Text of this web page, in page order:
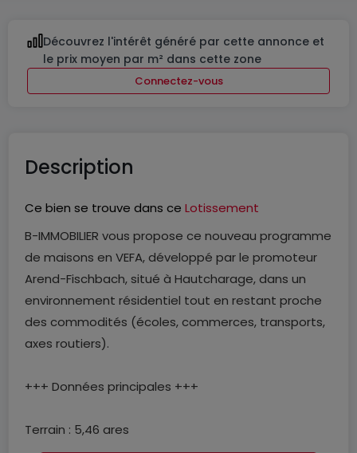
Découvrez l'intérêt généré par cette annonce et
le prix moyen par m² dans cette zone
Connectez-vous
Description
Ce bien se trouve dans ce Lotissement
B-IMMOBILIER vous propose ce nouveau programme
de maisons en VEFA, développé par le promoteur
Arend-Fischbach, situé à Hautcharage, dans un
environnement résidentiel tout en restant proche
des commodités (écoles, commerces, transports,
axes routiers).
+++ Données principales +++
Terrain : 5,46 ares